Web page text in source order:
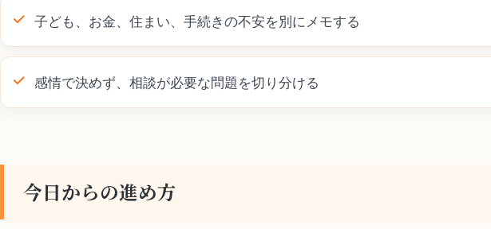
子ども、お金、住まい、手続きの不安を別にメモする
感情で決めず、相談が必要な問題を切り分ける
今日からの進め方